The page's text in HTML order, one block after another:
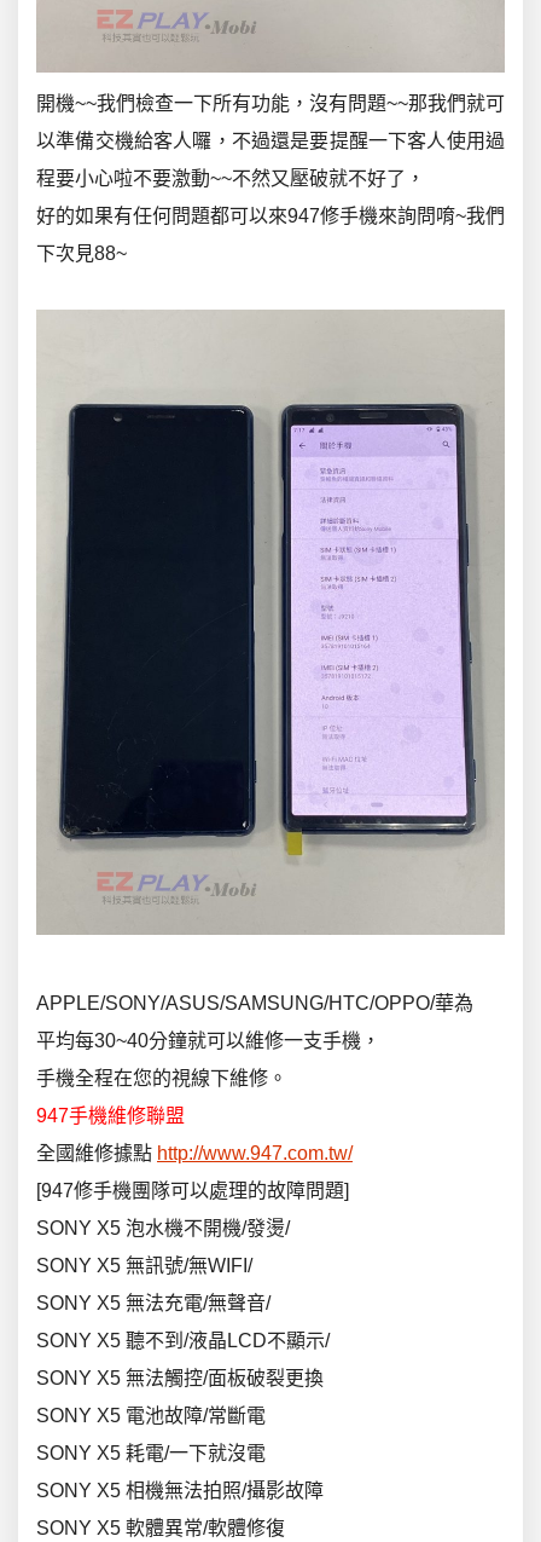
開機~~我們檢查一下所有功能，沒有問題~~那我們就可
以準備交機給客人囉，不過還是要提醒一下客人使用過
程要小心啦不要激動~~不然又壓破就不好了，
好的如果有任何問題都可以來947修手機來詢問唷~我們
下次見88~
APPLE/SONY/ASUS/SAMSUNG/HTC/OPPO/華為
平均每30~40分鐘就可以維修一支手機，
手機全程在您的視線下維修。
947手機維修聯盟
全國維修據點 http://www.947.com.tw/
[947修手機團隊可以處理的故障問題]
SONY X5 泡水機不開機/發燙/
SONY X5 無訊號/無WIFI/
SONY X5 無法充電/無聲音/
SONY X5 聽不到/液晶LCD不顯示/
SONY X5 無法觸控/面板破裂更換
SONY X5 電池故障/常斷電
SONY X5 耗電/一下就沒電
SONY X5 相機無法拍照/攝影故障
SONY X5 軟體異常/軟體修復